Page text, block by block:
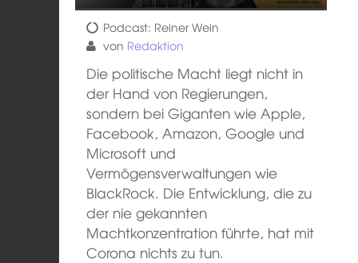
Podcast: Reiner Wein
von Redaktion
Die politische Macht liegt nicht in
der Hand von Regierungen,
sondern bei Giganten wie Apple,
Facebook, Amazon, Google und
Microsoft und
Vermögensverwaltungen wie
BlackRock. Die Entwicklung, die zu
der nie gekannten
Machtkonzentration führte, hat mit
Corona nichts zu tun.